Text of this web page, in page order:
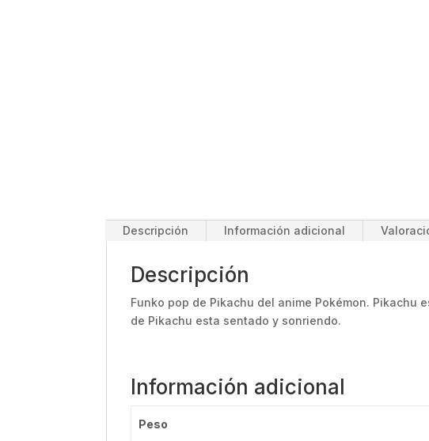
Descripción Información adicional
Descripción
Funko pop de Pikachu del anime Pokémon.
de Pikachu esta sentado y sonriendo.
Información adicional
Peso